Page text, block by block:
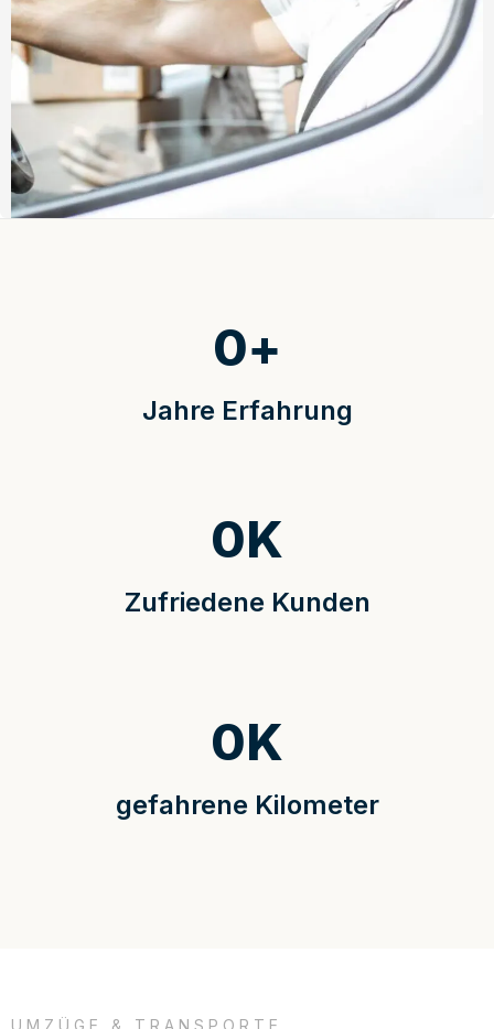
Jahre Erfahrung
0+
Zufriedene Kunden
0K
gefahrene Kilometer
0K
UMZÜGE & TRANSPORTE